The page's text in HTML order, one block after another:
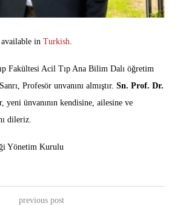
in Turkish.
Fakültesi Acil Tıp Ana Bilim Dalı öğretim
Profesör unvanını almıştır. Sn. Prof. Dr.
yeni ünvanının kendisine, ailesine ve
dileriz.
Yönetim Kurulu
previous post